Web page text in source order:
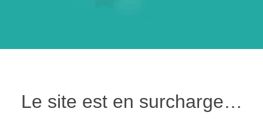
Le site est en surcharge…